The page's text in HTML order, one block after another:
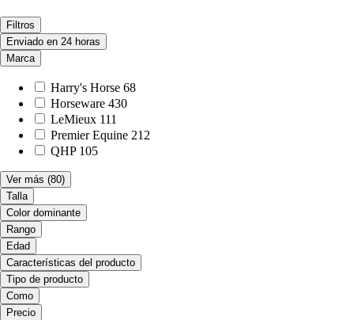
Filtros
Enviado en 24 horas
Marca
Harry's Horse 68
Horseware 430
LeMieux 111
Premier Equine 212
QHP 105
Ver más (80)
Talla
Color dominante
Rango
Edad
Características del producto
Tipo de producto
Como
Precio